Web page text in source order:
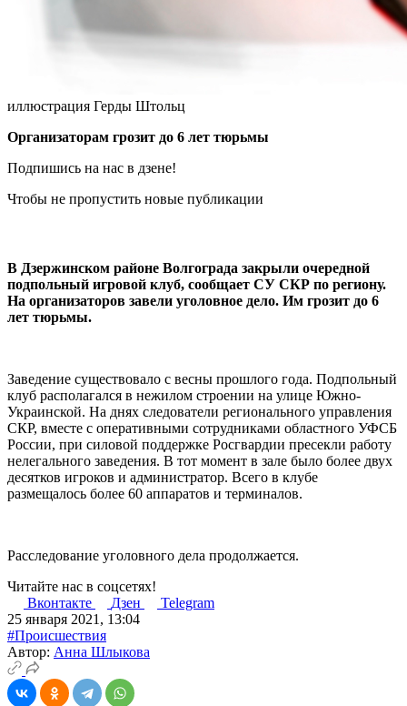
иллюстрация Герды Штольц
Организаторам грозит до 6 лет тюрьмы
Подпишись на нас в дзене!
Чтобы не пропустить новые публикации
В Дзержинском районе Волгограда закрыли очередной
подпольный игровой клуб, сообщает СУ СКР по региону.
На организаторов завели уголовное дело. Им грозит до 6
лет тюрьмы.
Заведение существовало с весны прошлого года. Подпольный
клуб располагался в нежилом строении на улице Южно-
Украинской. На днях следователи регионального управления
СКР, вместе с оперативными сотрудниками областного УФСБ
России, при силовой поддержке Росгвардии пресекли работу
нелегального заведения. В тот момент в зале было более двух
десятков игроков и администратор. Всего в клубе
размещалось более 60 аппаратов и терминалов.
Расследование уголовного дела продолжается.
Читайте нас в соцсетях!
Вконтакте
Дзен
Telegram
25 января 2021, 13:04
#Происшествия
Автор: Анна Шлыкова